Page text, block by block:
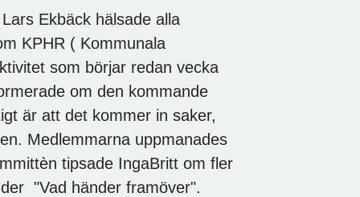
Ekbäck hälsade alla
KPHR ( Kommunala
som börjar redan vecka
om den kommande
är att det kommer in saker,
Medlemmarna uppmanades
tipsade IngaBritt om fler
"Vad händer framöver".